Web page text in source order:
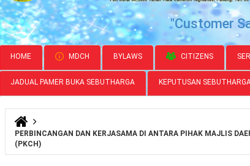
"Customer
HOME MDCH BYLAWS CITIZENS
JADUAL PAMER BUKA SEBUTHARGA KEPUTUSAN
You are here
PERBINCANGAN DAN KERJASAMA DI ANTARA PIHAK MAJLIS
(PKCH)